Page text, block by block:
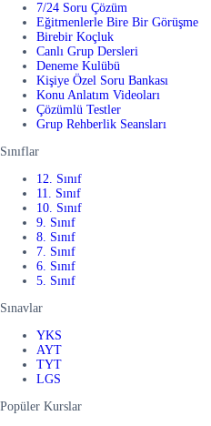
7/24 Soru Çözüm
Eğitmenlerle Bire Bir Görüşme
Birebir Koçluk
Canlı Grup Dersleri
Deneme Kulübü
Kişiye Özel Soru Bankası
Konu Anlatım Videoları
Çözümlü Testler
Grup Rehberlik Seansları
Sınıflar
12. Sınıf
11. Sınıf
10. Sınıf
9. Sınıf
8. Sınıf
7. Sınıf
6. Sınıf
5. Sınıf
Sınavlar
YKS
AYT
TYT
LGS
Popüler Kurslar